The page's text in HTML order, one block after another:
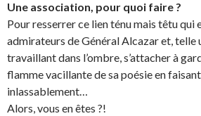
Une association, pour quoi faire ?
Pour resserrer ce lien ténu mais têtu qui
admirateurs de Général Alcazar et, telle
travaillant dans l’ombre, s’attacher à
flamme vacillante de sa poésie en
inlassablement…
Alors, vous en êtes ?!